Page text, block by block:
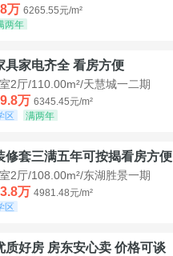
万 6265.55元/m²
两年
具家电齐全 看房方便
2厅/110.00m²/天慧城一二期
万 6345.45元/m²
区
满两年
修套三满五年可按揭看房方便
2厅/108.00m²/东湖胜景一期
万 4981.48元/m²
区
质好房 房东安心卖 价格可谈